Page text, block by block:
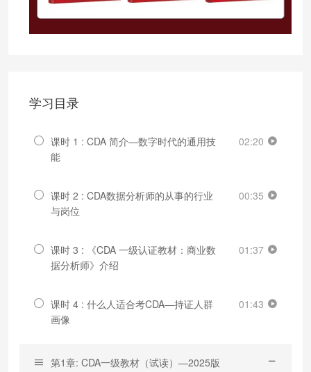
学习目录
课时 1 : CDA 简介—数字时代的通用技
能
02:20
课时 2 : CDA数据分析师的从事的行业
与岗位
00:35
课时 3 : 《CDA 一级认证教材：商业数
据分析师》介绍
01:37
课时 4 : 什么人适合考CDA—持证人群
画像
01:43
第1章: CDA一级教材（试读）—2025版